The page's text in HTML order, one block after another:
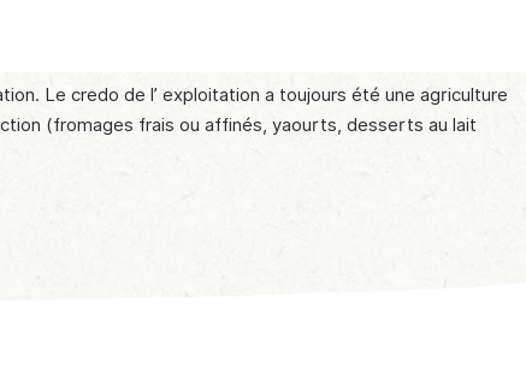
Le credo de l’ exploitation a toujours été une agriculture
(fromages frais ou affinés, yaourts, desserts au lait